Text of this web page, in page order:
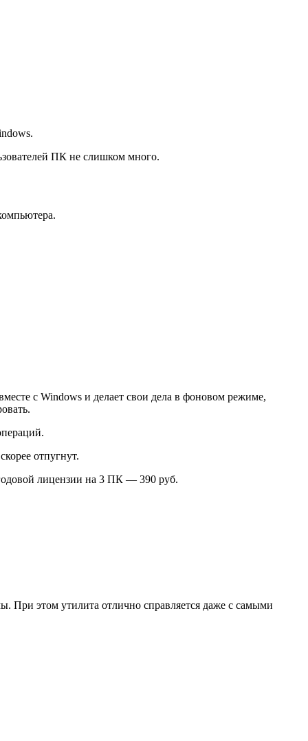
ПК не слишком много.
с Windows и делает свои дела в фоновом режиме,
отпугнут.
лицензии на 3 ПК — 390 руб.
При этом утилита отлично справляется даже с самыми